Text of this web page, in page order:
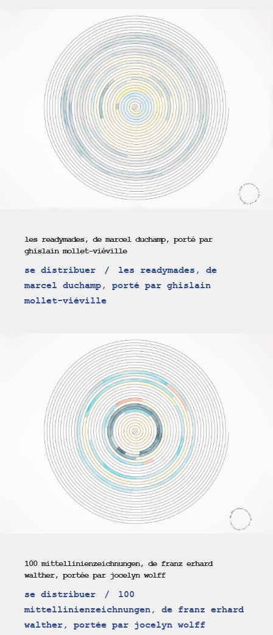
les readymades, de marcel duchamp, porté par
ghislain mollet-viéville
se distribuer
les readymades, de
marcel duchamp, porté par ghislain
mollet-viéville
100 mittellinienzeichnungen, de franz erhard
walther, portée par jocelyn wolff
se distribuer
100
mittellinienzeichnungen, de franz erhard
walther, portée par jocelyn wolff